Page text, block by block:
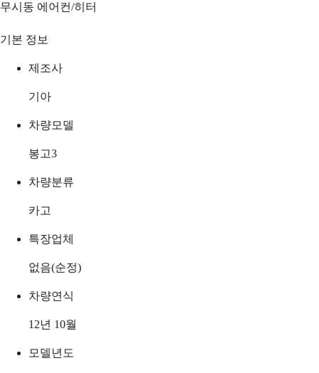
무시동 에어컨/히터
기본 정보
제조사
기아
차량모델
봉고3
차량분류
카고
특장업체
없음(순정)
차량연식
12년 10월
모델년도